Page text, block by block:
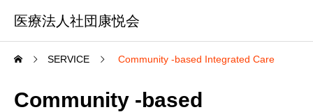
医療法人社団康悦会
SERVICE Community -based Integrated Care
Community -based